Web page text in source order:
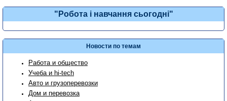
"Робота і навчання сьогодні"
Новости по темам
Работа и общество
Учеба и hi-tech
Авто и грузоперевозки
Дом и перевозка